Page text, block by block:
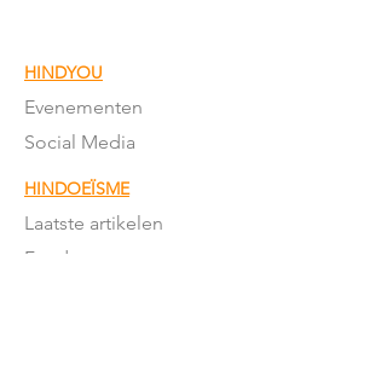
HINDYOU
Evenementen
Social Media
HINDOEÏSME
Laatste artikelen
Fundamenten